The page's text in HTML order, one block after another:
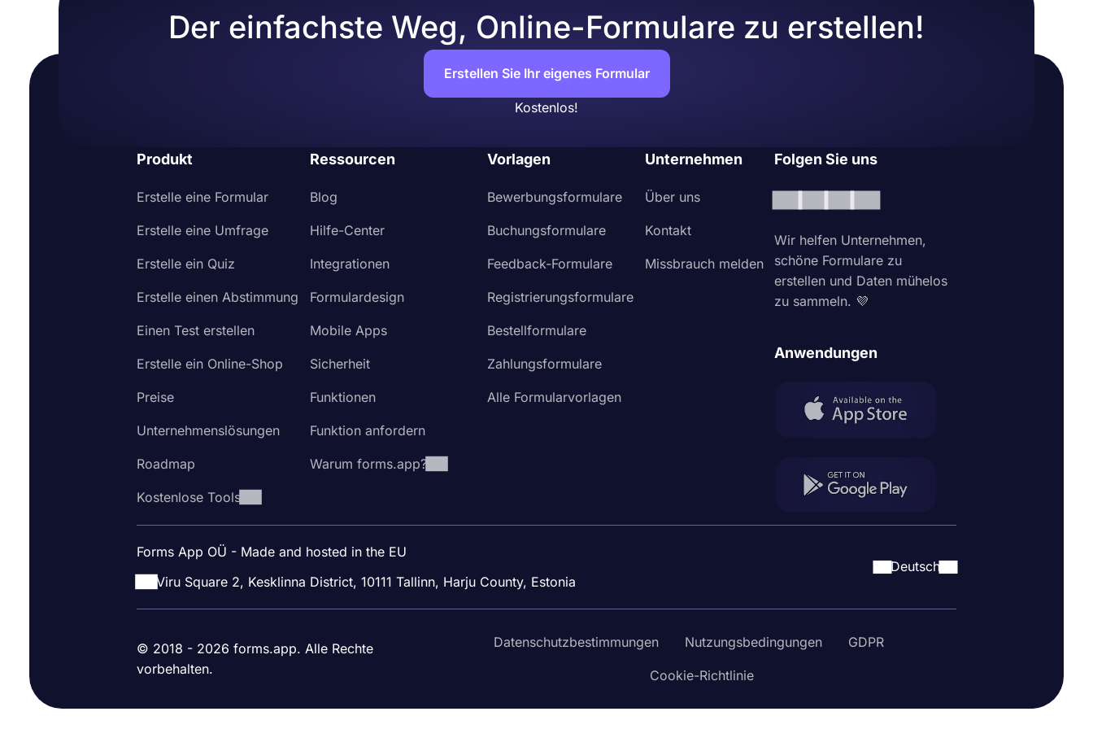
Der einfachste Weg, Online-Formulare zu erstellen!
Erstellen Sie Ihr eigenes Formular
Kostenlos!
Produkt
Erstelle eine Formular
Erstelle eine Umfrage
Erstelle ein Quiz
Erstelle einen Abstimmung
Einen Test erstellen
Erstelle ein Online-Shop
Preise
Unternehmenslösungen
Roadmap
Kostenlose Tools
Ressourcen
Blog
Hilfe-Center
Integrationen
Formulardesign
Mobile Apps
Sicherheit
Funktionen
Funktion anfordern
Warum forms.app?
Vorlagen
Bewerbungsformulare
Buchungsformulare
Feedback-Formulare
Registrierungsformulare
Bestellformulare
Zahlungsformulare
Alle Formularvorlagen
Unternehmen
Über uns
Kontakt
Missbrauch melden
Folgen Sie uns
Wir helfen Unternehmen,
schöne Formulare zu
erstellen und Daten mühelos
zu sammeln. 💜
Anwendungen
Forms App OÜ - Made and hosted in the EU
Viru Square 2, Kesklinna District, 10111 Tallinn, Harju County, Estonia
Deutsch
© 2018 - 2026 forms.app. Alle Rechte
vorbehalten.
Datenschutzbestimmungen Nutzungsbedingungen GDPR
Cookie-Richtlinie